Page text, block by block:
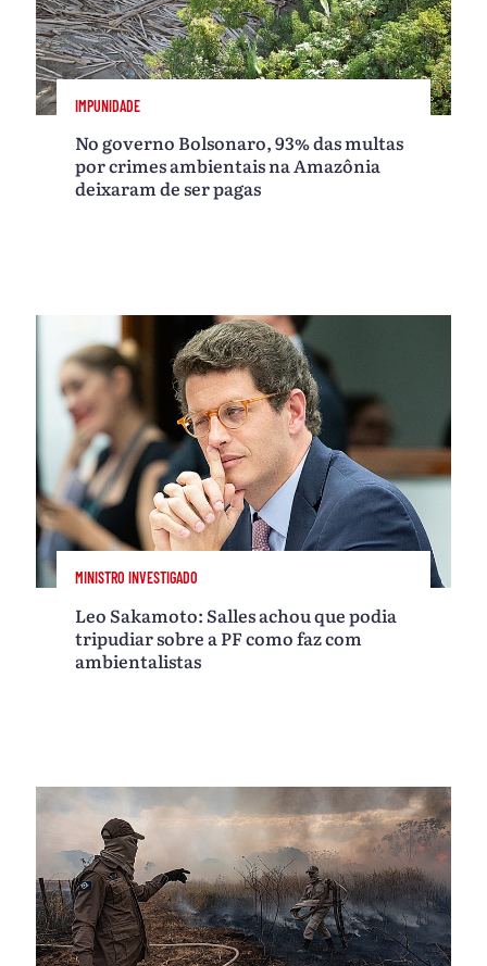
IMPUNIDADE
No governo Bolsonaro, 93% das multas
por crimes ambientais na Amazônia
deixaram de ser pagas
MINISTRO INVESTIGADO
Leo Sakamoto: Salles achou que podia
tripudiar sobre a PF como faz com
ambientalistas